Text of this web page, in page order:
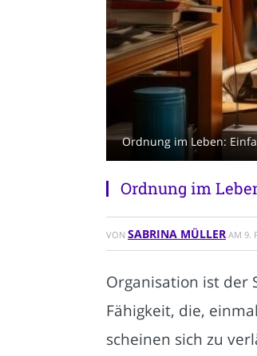
Ordnung im Leben:
Ordnung im
VON SABRINA MÜLLER AM 9.
Organisation ist der
Fähigkeit, die,
scheinen sich zu